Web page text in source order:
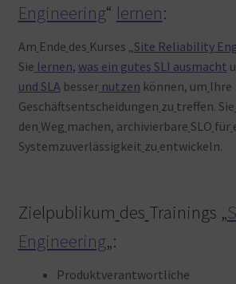
Engineering“ lernen:
Am Ende des Kurses „Site Reliability
Sie lernen, was ein gutes SLI ausmacht
und SLAbessernutzen können, um Ihre
Geschäftsentscheidungen zu treffen. Sie
den Weg machen, archivierbare SLO für
Systemzuverlässigkeit zu entwickeln.
Zielpublikum des Trainings „
Engineering„:
Produktverantwortliche